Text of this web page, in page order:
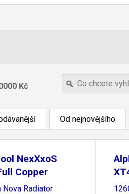
Od nejnovějšího
NexXxoS
Copper
Nova Radiator